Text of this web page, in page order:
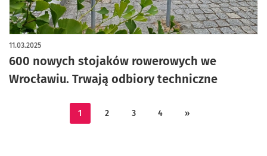
600 nowych stojaków rowerowych we
Wrocławiu. Trwają odbiory techniczne
11.03.2025
1 2 3 4 »